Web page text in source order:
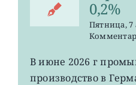
0,2%
Пятница, 7
В июне 2026 г
производство в